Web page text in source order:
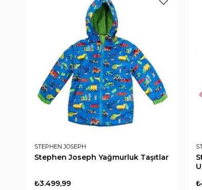
STEPHEN JOSEPH
Stephen Joseph Yağmurluk Taşıtlar
₺3.499,99